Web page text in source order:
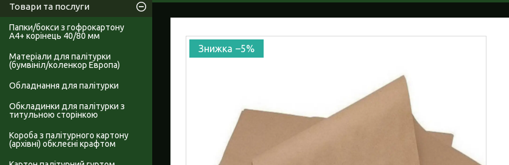
–5%
Товари та послуги
Папки/бокси з гофрокартону
А4+ корінець 40/80 мм
Матеріали для палітурки
(бумвініл/коленкор Европа)
Обладнання для палітурки
Обкладинки для палітурки з
титульною сторінкою
Короба з палітурного картону
(архівні) обклеєні крафтом